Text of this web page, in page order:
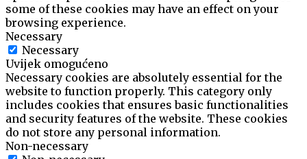
some of these cookies may have an effect on your
browsing experience.
Necessary
Necessary
Uvijek omogućeno
Necessary cookies are absolutely essential for the
website to function properly. This category only
includes cookies that ensures basic functionalities
and security features of the website. These cookies
do not store any personal information.
Non-necessary